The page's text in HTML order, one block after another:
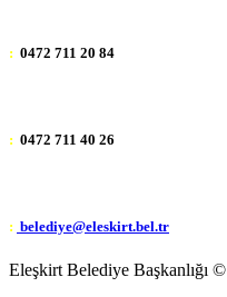
: 0472 711 20 84
: 0472 711 40 26
: belediye@eleskirt.bel.tr
Eleşkirt Belediye Başkanlığı ©